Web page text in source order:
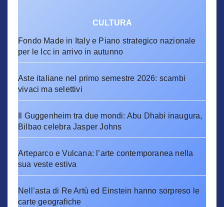
CULTURA
Fondo Made in Italy e Piano strategico nazionale
per le Icc in arrivo in autunno
Aste italiane nel primo semestre 2026: scambi
vivaci ma selettivi
Il Guggenheim tra due mondi: Abu Dhabi inaugura,
Bilbao celebra Jasper Johns
Arteparco e Vulcana: l’arte contemporanea nella
sua veste estiva
Nell’asta di Re Artù ed Einstein hanno sorpreso le
carte geografiche